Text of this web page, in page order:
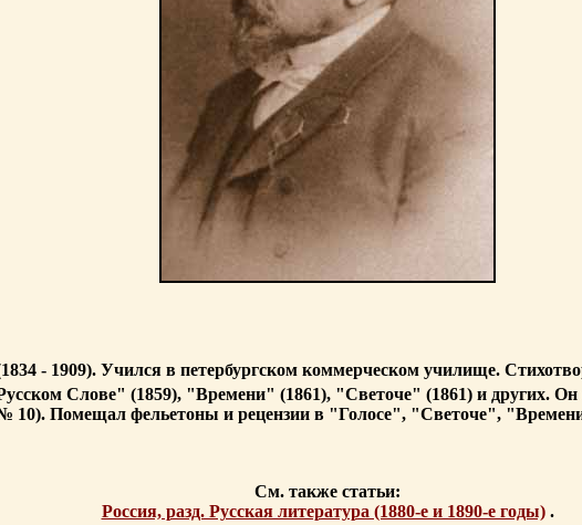
- 1909). Учился в петербургском коммерческом училище.
Слове" (1859), "Времени" (1861), "Светоче" (1861) и других.
Помещал фельетоны и рецензии в "Голосе", "Светоче",
См. также статьи:
Россия, разд. Русская литература (1880-е и 1890-е годы).